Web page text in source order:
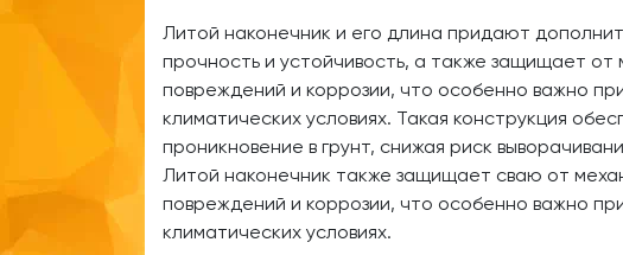
Литой наконечник и его длина придают
прочность и устойчивость, а также защищает от
повреждений и коррозии, что особенно важно
климатических условиях. Такая конструкция
проникновение в грунт, снижая риск
Литой наконечник также защищает сваю от
повреждений и коррозии, что особенно важно
климатических условиях.